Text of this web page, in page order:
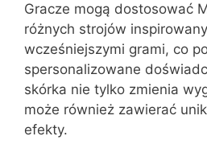
Gracze mogą dostosować
różnych strojów
wcześniejszymi grami, co
spersonalizowane
skórka nie tylko zmienia
może również zawierać
efekty.